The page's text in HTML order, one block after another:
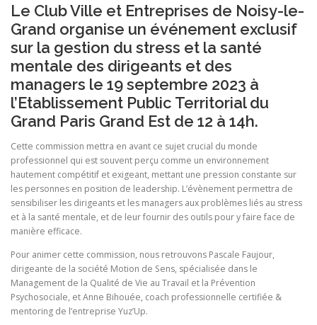
Le Club Ville et Entreprises de Noisy-le-
Grand organise un événement exclusif
sur la gestion du stress et la santé
mentale des dirigeants et des
managers le 19 septembre 2023 à
l’Etablissement Public Territorial du
Grand Paris Grand Est de 12 à 14h.
Cette commission mettra en avant ce sujet crucial du monde
professionnel qui est souvent perçu comme un environnement
hautement compétitif et exigeant, mettant une pression constante sur
les personnes en position de leadership. L’évènement permettra de
sensibiliser les dirigeants et les managers aux problèmes liés au stress
et à la santé mentale, et de leur fournir des outils pour y faire face de
manière efficace.
Pour animer cette commission, nous retrouvons Pascale Faujour,
dirigeante de la société Motion de Sens, spécialisée dans le
Management de la Qualité de Vie au Travail et la Prévention
Psychosociale, et Anne Bihouée, coach professionnelle certifiée &
mentoring de l’entreprise Yuz’Up.